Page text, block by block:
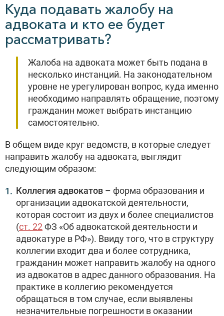
Куда подавать жалобу на
адвоката и кто ее будет
рассматривать?
Жалоба на адвоката может быть подана в
несколько инстанций. На законодательном
уровне не урегулирован вопрос, куда именно
необходимо направлять обращение, поэтому
гражданин может выбрать инстанцию
самостоятельно.
В общем виде круг ведомств, в которые следует
направить жалобу на адвоката, выглядит
следующим образом:
Коллегия адвокатов – форма образования и
организации адвокатской деятельности,
которая состоит из двух и более специалистов
(ст. 22ФЗ «Об адвокатской деятельности и
адвокатуре в РФ»). Ввиду того, что в структуру
коллегии входит два и более сотрудника,
гражданин может направить жалобу на одного
из адвокатов в адрес данного образования. На
практике в коллегию рекомендуется
обращаться в том случае, если выявлены
незначительные погрешности в оказании